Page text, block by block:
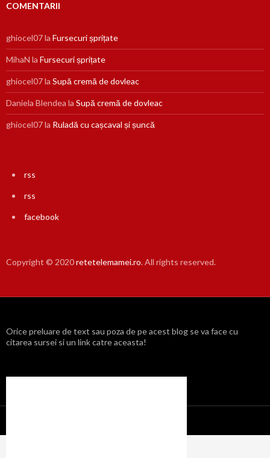
COMENTARII
ghiocel07la Fursecuri șprițate
MihaN la Fursecuri șprițate
ghiocel07la Supă cremă de dovleac
Daniela Blendea la Supă cremă de dovleac
ghiocel07la Ruladă cu cașcaval și șuncă
rss
rss
facebook
Copyright © 2020retetelemamei.ro. All rights reserved.
Orice preluare de text sau poza de pe acest blog se va face cu
citarea sursei si un link catre aceasta!